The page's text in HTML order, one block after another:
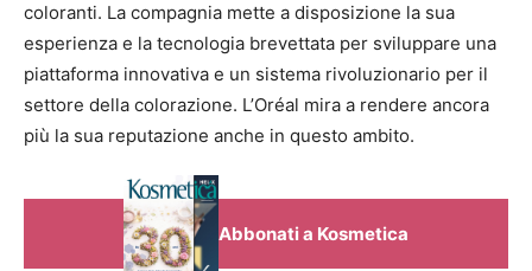
coloranti. La compagnia mette a disposizione la sua
esperienza e la tecnologia brevettata per sviluppare una
piattaforma innovativa e un sistema rivoluzionario per il
settore della colorazione. L’Oréal mira a rendere ancora
più la sua reputazione anche in questo ambito.
Abbonati a Kosmetica